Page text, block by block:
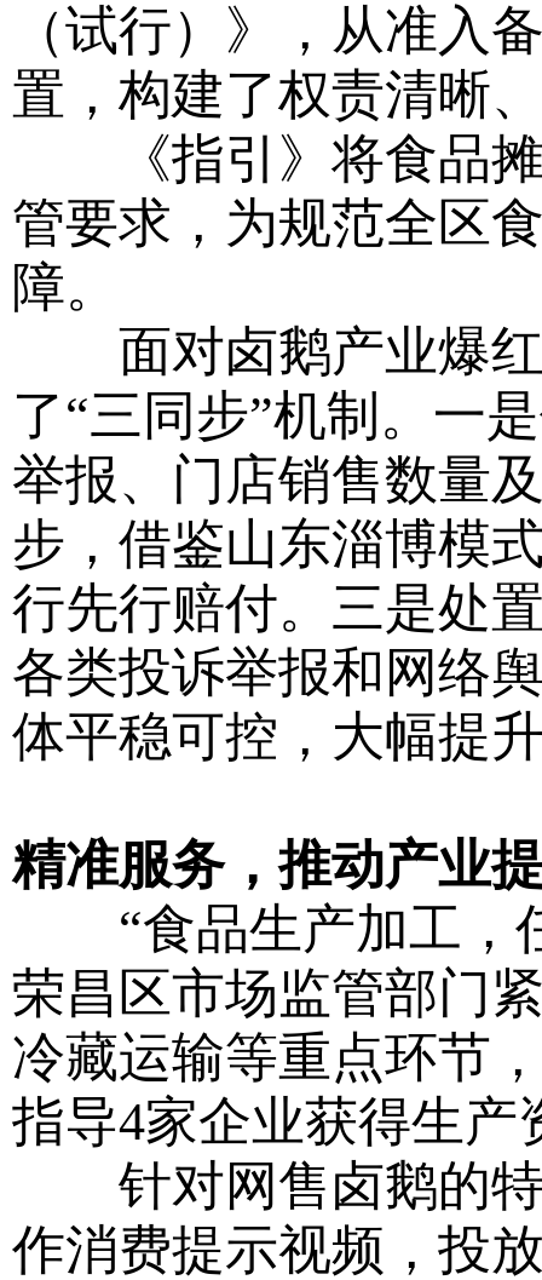
（试行）》，从准入
置，构建了权责清晰
《指引》将食品摊
管要求，为规范全区
障。
面对卤鹅产业爆红
了“三同步”机制。一
举报、门店销售数量
步，借鉴山东淄博模
行先行赔付。三是处
各类投诉举报和网络
体平稳可控，大幅提
精准服务，推动产业
“食品生产加工，
荣昌区市场监管部门
冷藏运输等重点环节
指导4家企业获得生产
针对网售卤鹅的特
作消费提示视频，投